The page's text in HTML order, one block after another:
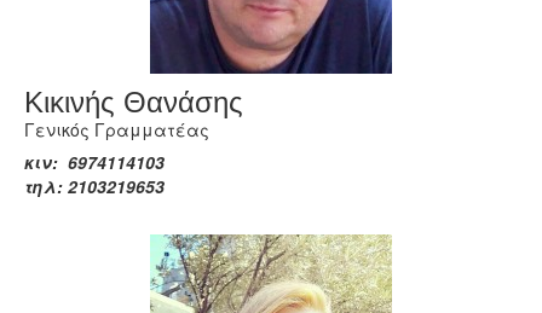
Κικινής Θανάσης
Γενικός Γραμματέας
κιν: 6974114103
τηλ: 2103219653